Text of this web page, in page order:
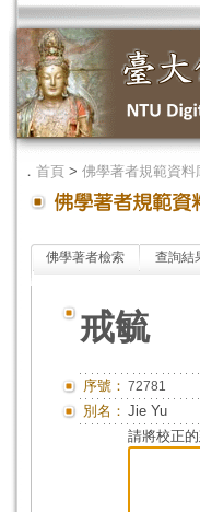
． 首頁 > 佛學著者規範資料
佛學著者檢索 查詢結
戒毓
序號： 72781
別名： Jie Yu
請將校正